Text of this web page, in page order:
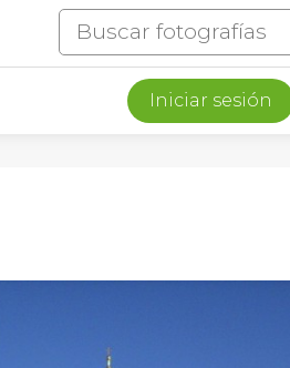
Iniciar sesión